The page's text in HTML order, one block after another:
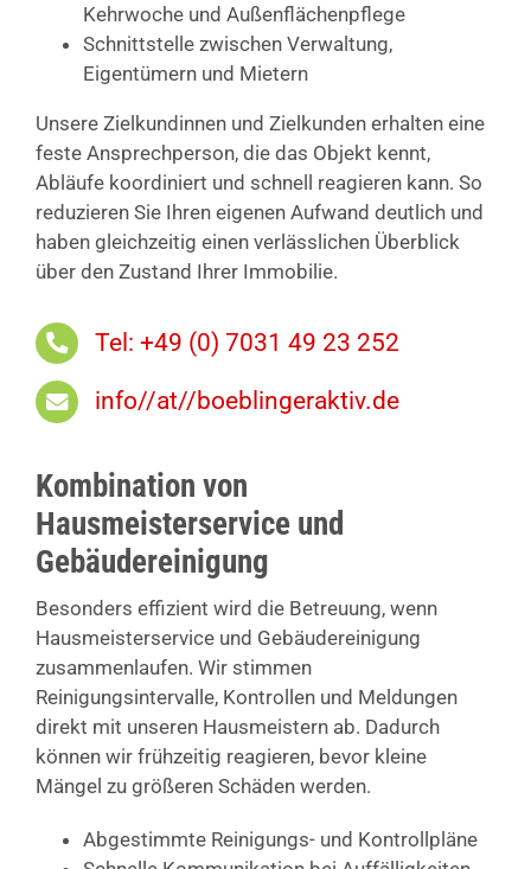
Kehrwoche und Außenflächenpflege
Schnittstelle zwischen Verwaltung,
Eigentümern und Mietern
Unsere Zielkundinnen und Zielkunden erhalten eine
feste Ansprechperson, die das Objekt kennt,
Abläufe koordiniert und schnell reagieren kann. So
reduzieren Sie Ihren eigenen Aufwand deutlich und
haben gleichzeitig einen verlässlichen Überblick
über den Zustand Ihrer Immobilie.
Tel: +49 (0) 7031 49 23 252
info//at//boeblingeraktiv.de
Kombination von
Hausmeisterservice und
Gebäudereinigung
Besonders effizient wird die Betreuung, wenn
Hausmeisterservice und Gebäudereinigung
zusammenlaufen. Wir stimmen
Reinigungsintervalle, Kontrollen und Meldungen
direkt mit unseren Hausmeistern ab. Dadurch
können wir frühzeitig reagieren, bevor kleine
Mängel zu größeren Schäden werden.
Abgestimmte Reinigungs- und Kontrollpläne